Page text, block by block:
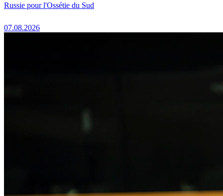
Russie pour l'Ossétie du Sud
07.08.2026